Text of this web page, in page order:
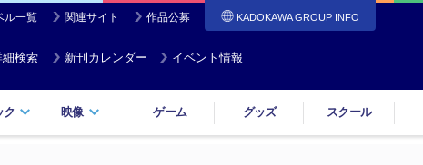
ル一覧 関連サイト 作品公募 KADOKAWA GROUP INFO
細検索 新刊カレンダー イベント情報
ク 映像 ゲーム グッズ スクール